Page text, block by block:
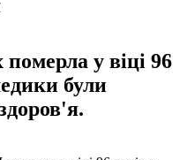
у віці 96
були